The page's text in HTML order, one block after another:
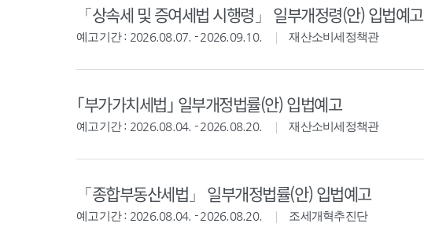
「상속세 및 증여세법 시행령」 일부개정령(안) 입법예고
예고기간 : 2026.08.07. - 2026.09.10. 재산소비세정책관
｢부가가치세법｣ 일부개정법률(안) 입법예고
예고기간 : 2026.08.04. - 2026.08.20. 재산소비세정책관
「종합부동산세법」 일부개정법률(안) 입법예고
예고기간 : 2026.08.04. - 2026.08.20. 조세개혁추진단